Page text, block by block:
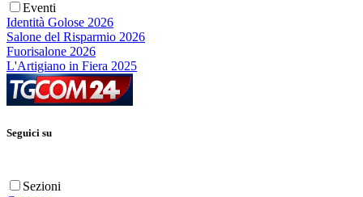
Eventi
Identità Golose 2026
Salone del Risparmio 2026
Fuorisalone 2026
L'Artigiano in Fiera 2025
Seguici su
Sezioni